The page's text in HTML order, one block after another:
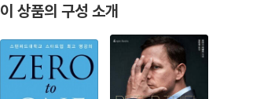
이 상품의 구성 소개